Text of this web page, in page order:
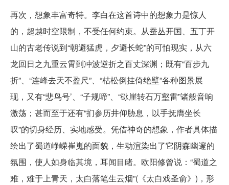
再次，想象丰富奇特。李白在这首诗中的想象力是惊人
的，超越时空限制，不受任何约束。从蚕丛开国、五丁开
山的古老传说到“朝避猛虎，夕避长蛇”的可怕现实，从六
龙回日之九重云霄到冲波逆折之百丈深渊；既有“百步九
折”、“连峰去天不盈尺”、“枯松倒挂倚绝壁”各种图景展
现，又有“悲鸟号’、“子规啼”、“砯崖转石万壑雷”诸般音响
激荡；甚而至于还有“扪参历井仰胁息，以手抚膺坐长
叹”的切身经历、实地感受。凭借神奇的想象，作者具体描
绘出了蜀道峥嵘崔嵬的面貌，生动渲染出了它阴森幽邃的
氛围，使人如身临其境，耳闻目睹。欧阳修曾说：“蜀道之
难，难于上青天，太白落笔生云烟”(《太白戏圣俞》)，形